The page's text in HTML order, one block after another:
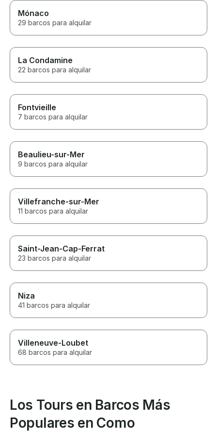
Mónaco
29 barcos para alquilar
La Condamine
22 barcos para alquilar
Fontvieille
7 barcos para alquilar
Beaulieu-sur-Mer
9 barcos para alquilar
Villefranche-sur-Mer
11 barcos para alquilar
Saint-Jean-Cap-Ferrat
23 barcos para alquilar
Niza
41 barcos para alquilar
Villeneuve-Loubet
68 barcos para alquilar
Los Tours en Barcos Más
Populares en Como